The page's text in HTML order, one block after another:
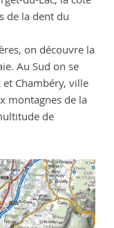
de la dent du
on découvre la
Au Sud on se
Chambéry, ville
montagnes de la
de